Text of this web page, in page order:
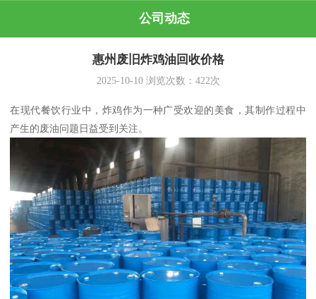
公司动态
惠州废旧炸鸡油回收价格
2025-10-10浏览次数： 422次
在现代餐饮行业中，炸鸡作为一种广受欢迎的美食，其制作过程中
产生的废油问题日益受到关注。